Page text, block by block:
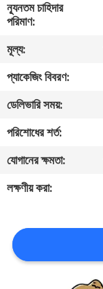
কারখানা
ভ্রমণ
মান
নিয়ন্ত্রণ
যোগাযোগ
করুন
খবর
কেস
ন্যূনতম চাহিদার
পরিমাণ:
মূল্য:
প্যাকেজিং বিবরণ:
ডেলিভারি সময়:
পরিশোধের শর্ত:
যোগানের ক্ষমতা:
লক্ষণীয় করা: